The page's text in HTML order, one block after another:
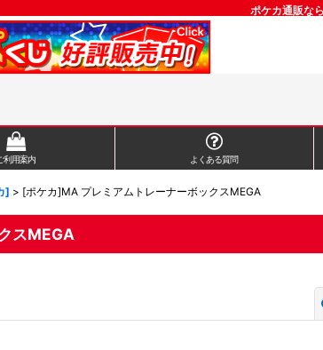
ポケカ通販な
利用案内 よくある質問
] > [ポケカ]MA プレミアムトレーナーボックスMEGA
スMEGA